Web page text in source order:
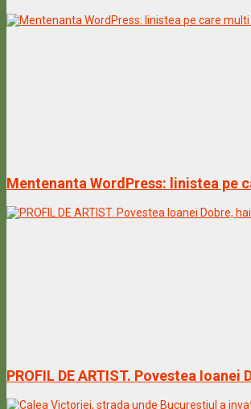
Mentenanta WordPress: linistea pe
PROFIL DE ARTIST. Povestea